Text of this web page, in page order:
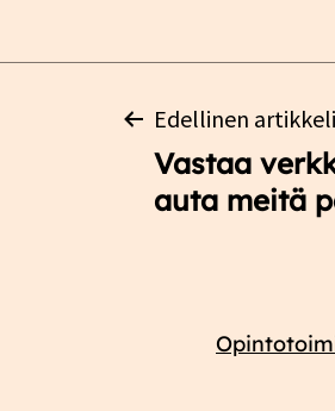
selaus
Edellinen artikkeli
Vastaa
auta meitä